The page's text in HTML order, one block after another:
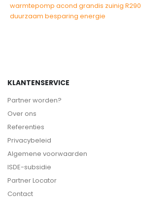
warmtepomp acond grandis zuinig R290
duurzaam besparing energie
KLANTENSERVICE
Partner worden?
Over ons
Referenties
Privacybeleid
Algemene voorwaarden
ISDE-subsidie
Partner Locator
Contact